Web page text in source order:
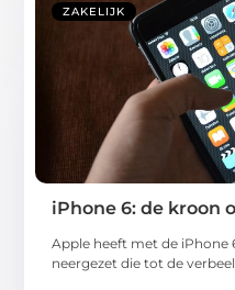
ZAKELIJK
iPhone 6: de kroon
Apple heeft met de iPhone
neergezet die tot de